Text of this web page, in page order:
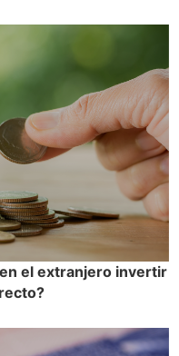
el extranjero invertir